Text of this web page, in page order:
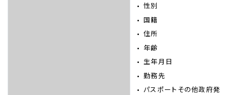
性別
国籍
住所
年齢
生年月日
勤務先
パスポートその他政府発